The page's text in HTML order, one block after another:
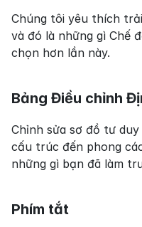
Chúng tôi yêu thích
và đó là những gì Chế
chọn hơn lần này.
Bảng Điều chỉnh
Chỉnh sửa sơ đồ tư
cấu trúc đến phong
những gì bạn đã làm
Phím tắt